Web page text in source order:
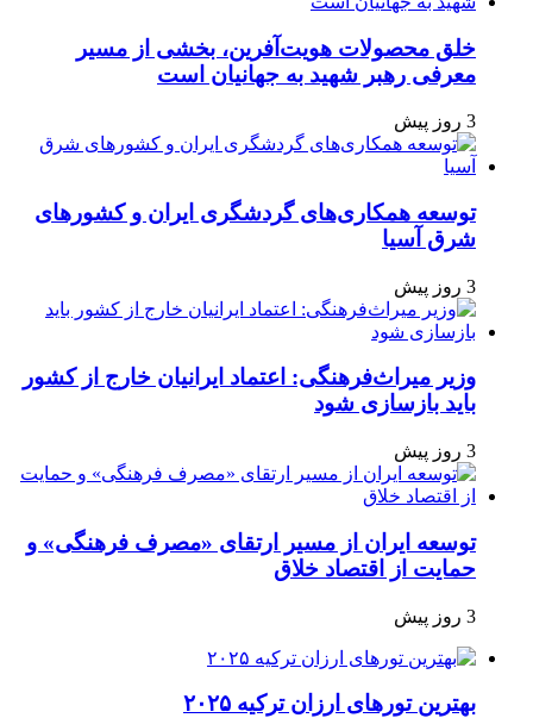
خلق محصولات هویت‌آفرین، بخشی از مسیر
معرفی رهبر شهید به جهانیان است
3 روز پیش
توسعه همکاری‌های گردشگری ایران و کشورهای
شرق آسیا
3 روز پیش
وزیر میراث‌فرهنگی: اعتماد ایرانیان خارج از کشور
باید بازسازی شود
3 روز پیش
توسعه ایران از مسیر ارتقای «مصرف فرهنگی» و
حمایت از اقتصاد خلاق
3 روز پیش
بهترین تورهای ارزان ترکیه ۲۰۲۵